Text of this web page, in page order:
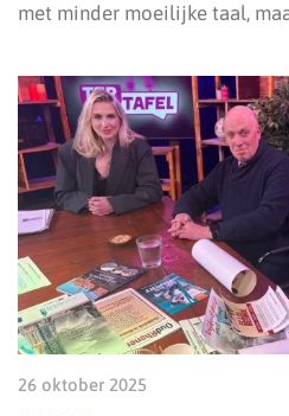
met minder moeilijke taal,
26 oktober 2025